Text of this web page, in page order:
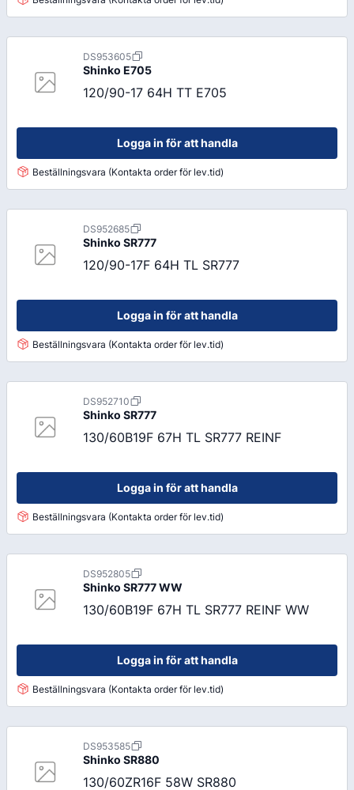
DS953605
Shinko E705
120/90-17 64H TT E705
Logga in för att handla
Beställningsvara (Kontakta order för lev.tid)
DS952685
Shinko SR777
120/90-17F 64H TL SR777
Logga in för att handla
Beställningsvara (Kontakta order för lev.tid)
DS952710
Shinko SR777
130/60B19F 67H TL SR777 REINF
Logga in för att handla
Beställningsvara (Kontakta order för lev.tid)
DS952805
Shinko SR777 WW
130/60B19F 67H TL SR777 REINF WW
Logga in för att handla
Beställningsvara (Kontakta order för lev.tid)
DS953585
Shinko SR880
130/60ZR16F 58W SR880